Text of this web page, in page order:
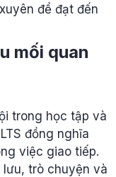
để đạt đến
mối quan
trong học tập và
đồng nghĩa
việc giao tiếp.
trò chuyện và